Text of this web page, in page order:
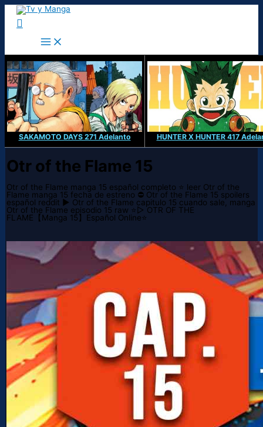
Ir
contenido
Buscar
SAKAMOTO DAYS 271 Adelanto HUNTER X HUNTER 417
Otr of the Flame 15
Otr of the Flame manga 15 español completo ⭐ leer Otr of the
Flame manga 15 fecha de estreno ⛔ Otr of the Flame 15 spoilers
español reddit ▶️ Otr of the Flame capitulo 15 cuando sale, manga
Otr of the Flame episodio 15 raw ⭐▷ OTR OF THE
FLAME【Manga 15】Español Online⭐